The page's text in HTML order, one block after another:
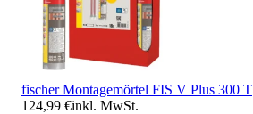
fischer Montagemörtel FIS V Plus 300 T
124,99 €inkl. MwSt.